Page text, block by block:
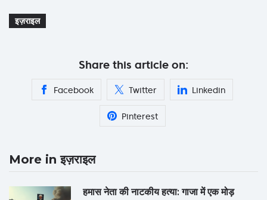
इज़राइल
Share this article on:
Facebook Twitter Linkedin
Pinterest
More in इज़राइल
हमास नेता की नाटकीय हत्या: गाजा में एक मोड़